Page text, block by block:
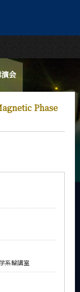
会
Phase
系輪講室
English